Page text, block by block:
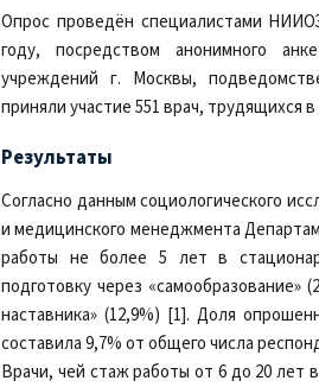
Опрос проведён специалистами
году, посредством анонимного
учреждений г. Москвы,
приняли участие 551 врач, трудящихся
Результаты
Согласно данным социологического
и медицинского менеджмента
работы не более 5 лет в
подготовку через
наставника» (12,9%) [1]. Доля
составила 9,7% от общего числа
Врачи, чей стаж работы от 6 до 20 лет